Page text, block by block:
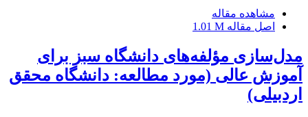
مشاهده مقاله
اصل مقاله 1.01 M
مدل‌سازی مؤلفه‌های دانشگاه سبز برای
آموزش عالی (مورد مطالعه: دانشگاه محقق
اردبیلی)